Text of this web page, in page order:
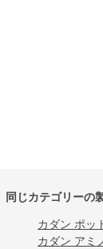
同じカテゴリーの
カダン ポッ
カダン アミ